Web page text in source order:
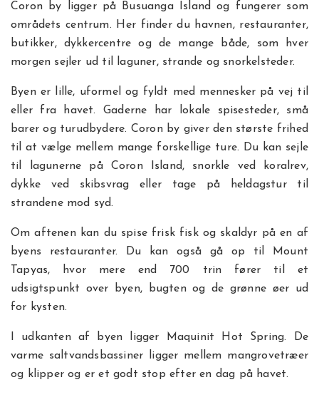
Coron by ligger på Busuanga Island og fungerer som
områdets centrum. Her finder du havnen, restauranter,
butikker, dykkercentre og de mange både, som hver
morgen sejler ud til laguner, strande og snorkelsteder.
Byen er lille, uformel og fyldt med mennesker på vej til
eller fra havet. Gaderne har lokale spisesteder, små
barer og turudbydere. Coron by giver den største frihed
til at vælge mellem mange forskellige ture. Du kan sejle
til lagunerne på Coron Island, snorkle ved koralrev,
dykke ved skibsvrag eller tage på heldagstur til
strandene mod syd.
Om aftenen kan du spise frisk fisk og skaldyr på en af
byens restauranter. Du kan også gå op til Mount
Tapyas, hvor mere end 700 trin fører til et
udsigtspunkt over byen, bugten og de grønne øer ud
for kysten.
I udkanten af byen ligger Maquinit Hot Spring. De
varme saltvandsbassiner ligger mellem mangrovetræer
og klipper og er et godt stop efter en dag på havet.